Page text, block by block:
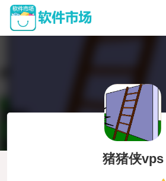
猪猪侠vps